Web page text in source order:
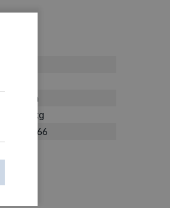
Stiften
0.018kg
4010366